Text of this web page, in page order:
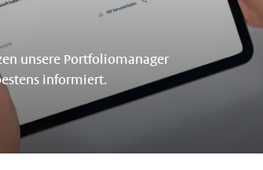
unsere Portfoliomanager
informiert.